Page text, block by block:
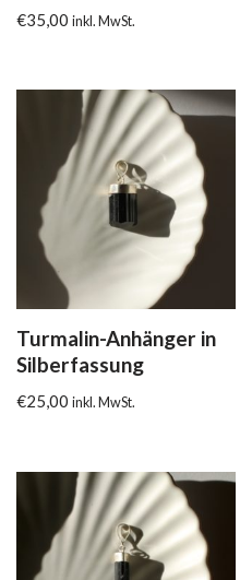
€35,00 inkl. MwSt.
Turmalin-Anhänger in
Silberfassung
€25,00 inkl. MwSt.